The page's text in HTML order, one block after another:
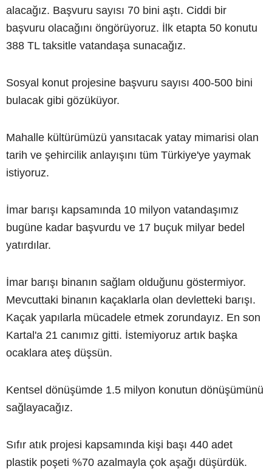
alacağız. Başvuru sayısı 70 bini aştı. Ciddi bir
başvuru olacağını öngörüyoruz. İlk etapta 50 konutu
388 TL taksitle vatandaşa sunacağız.
Sosyal konut projesine başvuru sayısı 400-500 bini
bulacak gibi gözüküyor.
Mahalle kültürümüzü yansıtacak yatay mimarisi olan
tarih ve şehircilik anlayışını tüm Türkiye'ye yaymak
istiyoruz.
İmar barışı kapsamında 10 milyon vatandaşımız
bugüne kadar başvurdu ve 17 buçuk milyar bedel
yatırdılar.
İmar barışı binanın sağlam olduğunu göstermiyor.
Mevcuttaki binanın kaçaklarla olan devletteki barışı.
Kaçak yapılarla mücadele etmek zorundayız. En son
Kartal'a 21 canımız gitti. İstemiyoruz artık başka
ocaklara ateş düşsün.
Kentsel dönüşümde 1.5 milyon konutun dönüşümünü
sağlayacağız.
Sıfır atık projesi kapsamında kişi başı 440 adet
plastik poşeti %70 azalmayla çok aşağı düşürdük.